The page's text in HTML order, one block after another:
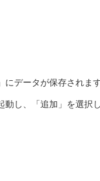
にデータが保存されます
動し、「追加」を選択し